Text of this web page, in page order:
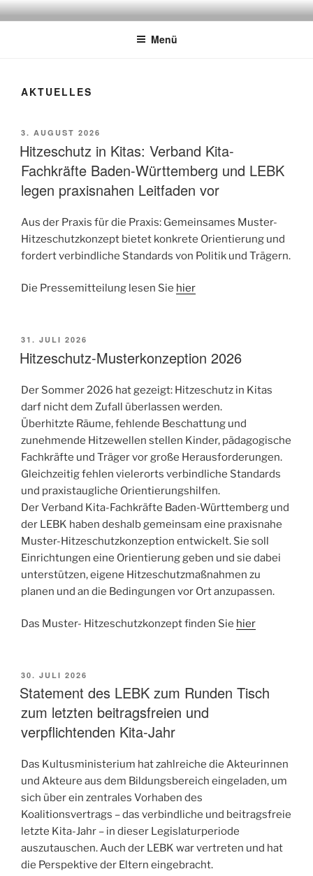
Zum
InhaltLANDESELTERNBEIRATS
KINDERTAGESBETREUUNG BW
Menü
AKTUELLES
VERÖFFENTLICHT
AM
3. AUGUST 2026
Hitzeschutz in Kitas: Verband Kita-
Fachkräfte Baden-Württemberg und LEBK
legen praxisnahen Leitfaden vor
Aus der Praxis für die Praxis: Gemeinsames Muster-
Hitzeschutzkonzept bietet konkrete Orientierung und
fordert verbindliche Standards von Politik und Trägern.
Die Pressemitteilung lesen Sie hier
VERÖFFENTLICHT
AM
31. JULI 2026
Hitzeschutz-Musterkonzeption 2026
Der Sommer 2026 hat gezeigt: Hitzeschutz in Kitas
darf nicht dem Zufall überlassen werden.
Überhitzte Räume, fehlende Beschattung und
zunehmende Hitzewellen stellen Kinder, pädagogische
Fachkräfte und Träger vor große Herausforderungen.
Gleichzeitig fehlen vielerorts verbindliche Standards
und praxistaugliche Orientierungshilfen.
Der Verband Kita-Fachkräfte Baden-Württemberg und
der LEBK haben deshalb gemeinsam eine praxisnahe
Muster-Hitzeschutzkonzeption entwickelt. Sie soll
Einrichtungen eine Orientierung geben und sie dabei
unterstützen, eigene Hitzeschutzmaßnahmen zu
planen und an die Bedingungen vor Ort anzupassen.
Das Muster- Hitzeschutzkonzept finden Sie hier
VERÖFFENTLICHT
AM
30. JULI 2026
Statement des LEBK zum Runden Tisch
zum letzten beitragsfreien und
verpflichtenden Kita-Jahr
Das Kultusministerium hat zahlreiche die Akteurinnen
und Akteure aus dem Bildungsbereich eingeladen, um
sich über ein zentrales Vorhaben des
Koalitionsvertrags – das verbindliche und beitragsfreie
letzte Kita-Jahr – in dieser Legislaturperiode
auszutauschen. Auch der LEBK war vertreten und hat
die Perspektive der Eltern eingebracht.